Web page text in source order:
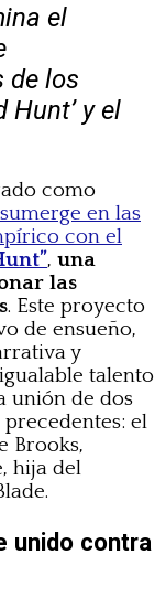
el
de los
Hunt’ y el
como
en las
con el
, una
las
. Este proyecto
de ensueño,
y
talento
unión de dos
el
Brooks,
hija del
unido contra